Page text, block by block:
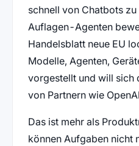
schnell von Chatbots
Auflagen-Agenten
Handelsblatt neue EU
Modelle, Agenten,
vorgestellt und will sich
von Partnern wie
Das ist mehr als
können Aufgaben nicht